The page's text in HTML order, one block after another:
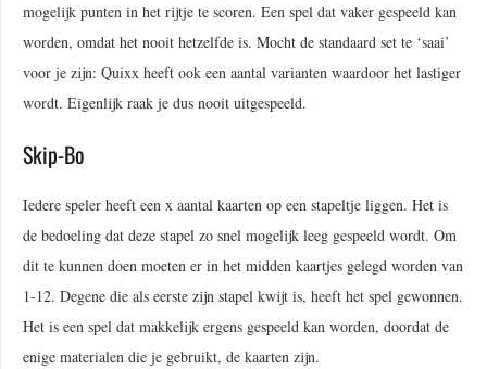
mogelijk punten in het rijtje te scoren. Een spel dat vaker gespeeld kan
worden, omdat het nooit hetzelfde is. Mocht de standaard set te ‘saai’
voor je zijn: Quixx heeft ook een aantal varianten waardoor het lastiger
wordt. Eigenlijk raak je dus nooit uitgespeeld.
Skip-Bo
Iedere speler heeft een x aantal kaarten op een stapeltje liggen. Het is
de bedoeling dat deze stapel zo snel mogelijk leeg gespeeld wordt. Om
dit te kunnen doen moeten er in het midden kaartjes gelegd worden van
1-12. Degene die als eerste zijn stapel kwijt is, heeft het spel gewonnen.
Het is een spel dat makkelijk ergens gespeeld kan worden, doordat de
enige materialen die je gebruikt, de kaarten zijn.